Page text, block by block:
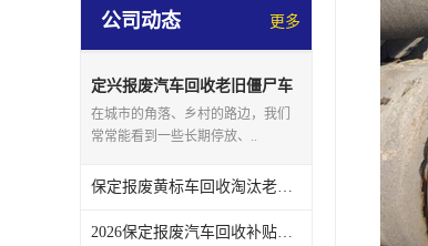
公司动态 更多
定兴报废汽车回收老旧僵尸车
上门回收处理
在城市的角落、乡村的路边，我们
常常能看到一些长期停放、..
保定报废黄标车回收淘汰老旧车辆领取补贴
2026保定报废汽车回收补贴发放注意事项